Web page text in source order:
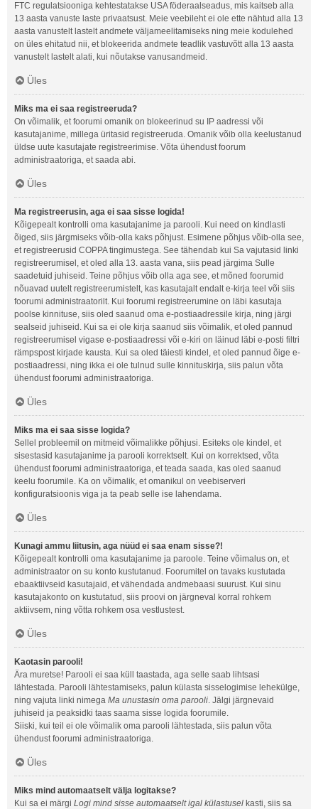
FTC regulatsiooniga kehtestatakse USA föderaalseadus, mis kaitseb alla
13 aasta vanuste laste privaatsust. Meie veebileht ei ole ette nähtud alla 13
aasta vanustelt lastelt andmete väljameelitamiseks ning meie kodulehed
on üles ehitatud nii, et blokeerida andmete teadlik vastuvõtt alla 13 aasta
vanustelt lastelt alati, kui nõutakse vanusandmeid.
Üles
Miks ma ei saa registreeruda?
On võimalik, et foorumi omanik on blokeerinud su IP aadressi või
kasutajanime, millega üritasid registreeruda. Omanik võib olla keelustanud
üldse uute kasutajate registreerimise. Võta ühendust foorum
administraatoriga, et saada abi.
Üles
Ma registreerusin, aga ei saa sisse logida!
Kõigepealt kontrolli oma kasutajanime ja parooli. Kui need on kindlasti
õiged, siis järgmiseks võib-olla kaks põhjust. Esimene põhjus võib-olla see,
et registreerusid COPPA tingimustega. See tähendab kui Sa vajutasid linki
registreerumisel, et oled alla 13. aasta vana, siis pead järgima Sulle
saadetuid juhiseid. Teine põhjus võib olla aga see, et mõned foorumid
nõuavad uutelt registreerumistelt, kas kasutajalt endalt e-kirja teel või siis
foorumi administraatorilt. Kui foorumi registreerumine on läbi kasutaja
poolse kinnituse, siis oled saanud oma e-postiaadressile kirja, ning järgi
sealseid juhiseid. Kui sa ei ole kirja saanud siis võimalik, et oled pannud
registreerumisel vigase e-postiaadressi või e-kiri on läinud läbi e-posti filtri
rämpspost kirjade kausta. Kui sa oled täiesti kindel, et oled pannud õige e-
postiaadressi, ning ikka ei ole tulnud sulle kinnituskirja, siis palun võta
ühendust foorumi administraatoriga.
Üles
Miks ma ei saa sisse logida?
Sellel probleemil on mitmeid võimalikke põhjusi. Esiteks ole kindel, et
sisestasid kasutajanime ja parooli korrektselt. Kui on korrektsed, võta
ühendust foorumi administraatoriga, et teada saada, kas oled saanud
keelu foorumile. Ka on võimalik, et omanikul on veebiserveri
konfiguratsioonis viga ja ta peab selle ise lahendama.
Üles
Kunagi ammu liitusin, aga nüüd ei saa enam sisse?!
Kõigepealt kontrolli oma kasutajanime ja paroole. Teine võimalus on, et
administraator on su konto kustutanud. Foorumitel on tavaks kustutada
ebaaktiivseid kasutajaid, et vähendada andmebaasi suurust. Kui sinu
kasutajakonto on kustutatud, siis proovi on järgneval korral rohkem
aktiivsem, ning võtta rohkem osa vestlustest.
Üles
Kaotasin parooli!
Ära muretse! Parooli ei saa küll taastada, aga selle saab lihtsasi
lähtestada. Parooli lähtestamiseks, palun külasta sisselogimise lehekülge,
ning vajuta linki nimega Ma unustasin oma parooli. Jälgi järgnevaid
juhiseid ja peaksidki taas saama sisse logida foorumile.
Siiski, kui teil ei ole võimalik oma parooli lähtestada, siis palun võta
ühendust foorumi administraatoriga.
Üles
Miks mind automaatselt välja logitakse?
Kui sa ei märgi Logi mind sisse automaatselt igal külastusel kasti, siis sa